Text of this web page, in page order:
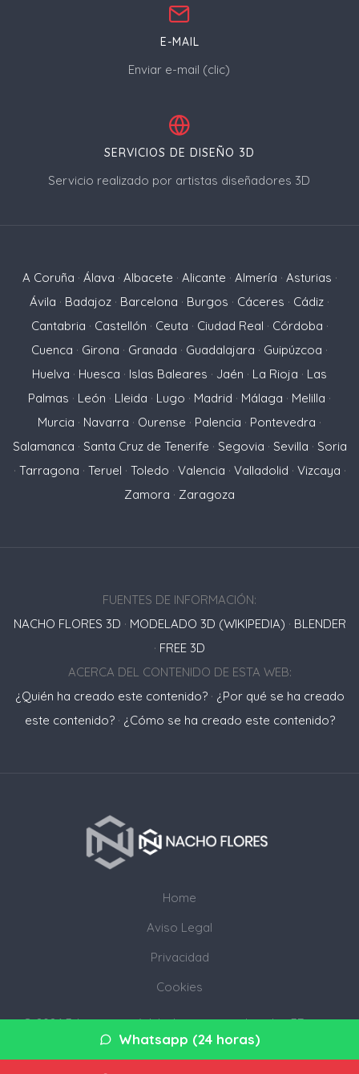
Whatsapp (24 horas)
E-MAIL
Enviar e-mail (clic)
SERVICIOS DE DISEÑO 3D
Servicio realizado por artistas diseñadores 3D
A Coruña · Álava · Albacete · Alicante · Almería · Asturias ·
Ávila · Badajoz · Barcelona · Burgos · Cáceres · Cádiz ·
Cantabria · Castellón · Ceuta · Ciudad Real · Córdoba ·
Cuenca · Girona · Granada · Guadalajara · Guipúzcoa ·
Huelva · Huesca · Islas Baleares · Jaén · La Rioja · Las
Palmas · León · Lleida · Lugo · Madrid · Málaga · Melilla ·
Murcia · Navarra · Ourense · Palencia · Pontevedra ·
Salamanca · Santa Cruz de Tenerife · Segovia · Sevilla · Soria
· Tarragona · Teruel · Toledo · Valencia · Valladolid · Vizcaya ·
Zamora · Zaragoza
FUENTES DE INFORMACIÓN:
NACHO FLORES 3D · MODELADO 3D (WIKIPEDIA) · BLENDER
· FREE 3D
ACERCA DEL CONTENIDO DE ESTA WEB:
¿Quién ha creado este contenido?· ¿Por qué se ha creado
este contenido?· ¿Cómo se ha creado este contenido?
Home
Aviso Legal
Privacidad
Cookies
© 2026 3djump.com· Web de servicios digitales 3D en tu
provincia ·Mapa del sitio